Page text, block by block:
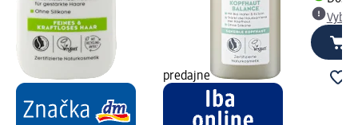
predajne